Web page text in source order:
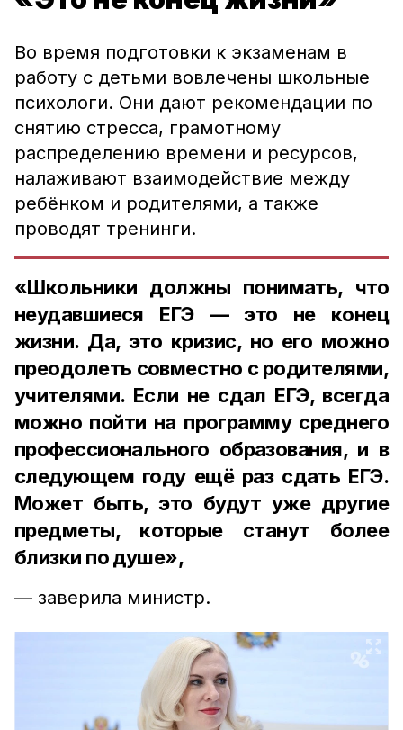
Во время подготовки к экзаменам в
работу с детьми вовлечены школьные
психологи. Они дают рекомендации по
снятию стресса, грамотному
распределению времени и ресурсов,
налаживают взаимодействие между
ребёнком и родителями, а также
проводят тренинги.
«Школьники должны понимать, что
неудавшиеся ЕГЭ — это не конец
жизни. Да, это кризис, но его можно
преодолеть совместно с родителями,
учителями. Если не сдал ЕГЭ, всегда
можно пойти на программу среднего
профессионального образования, и в
следующем году ещё раз сдать ЕГЭ.
Может быть, это будут уже другие
предметы, которые станут более
близки по душе»,
— заверила министр.